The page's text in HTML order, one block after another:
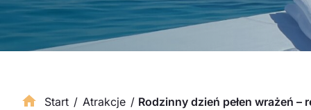
Start / Atrakcje / Rodzinny dzień pełen wrażeń